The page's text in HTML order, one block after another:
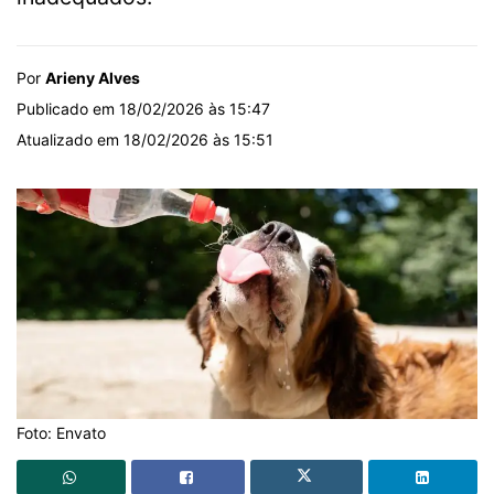
Por Arieny Alves
Publicado em 18/02/2026 às 15:47
Atualizado em 18/02/2026 às 15:51
Foto: Envato